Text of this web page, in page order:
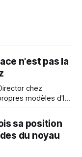
n'est pas la
chez
isolé (sandbox)
sur Hugging
sa position
du noyau